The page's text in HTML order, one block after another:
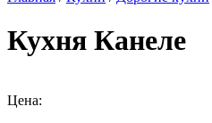
Кухня Канеле
Цена: